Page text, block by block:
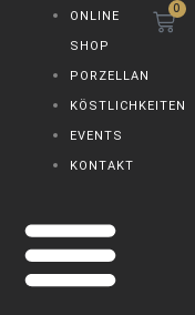
ONLINE
SHOP
PORZELLAN
KÖSTLICHKEITEN
EVENTS
KONTAKT
Menü 0